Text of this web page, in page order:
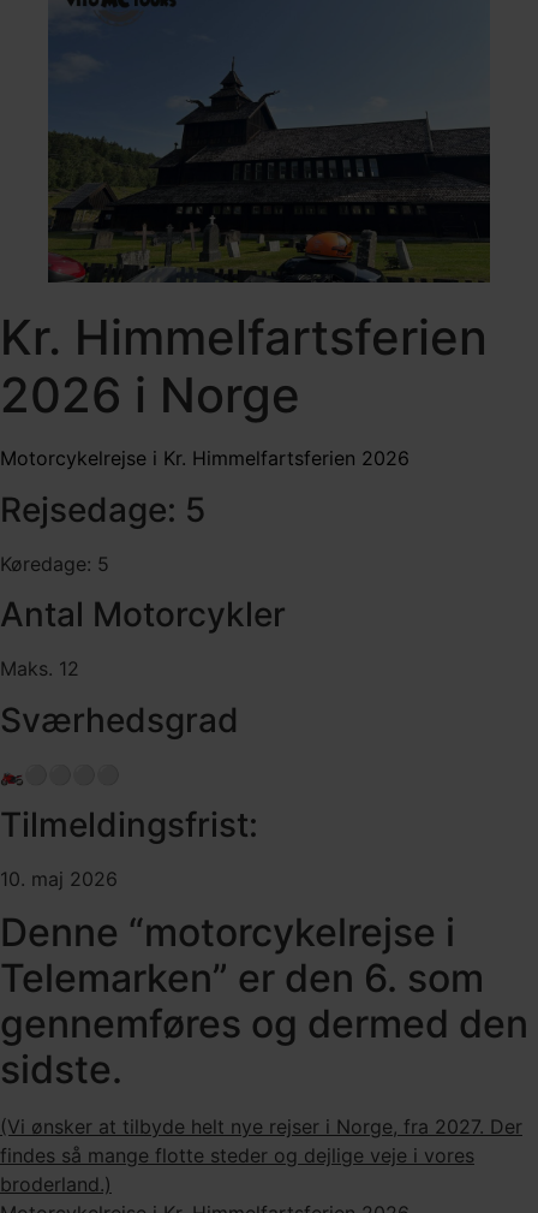
Kr. Himmelfartsferien
2026 i Norge
Motorcykelrejse i Kr. Himmelfartsferien 2026
Rejsedage: 5
Køredage: 5
Antal Motorcykler
Maks. 12
Sværhedsgrad
🏍️⚪️⚪️⚪️⚪️
Tilmeldingsfrist:
10. maj 2026
Denne “motorcykelrejse i
Telemarken” er den 6. som
gennemføres og dermed den
sidste.
(Vi ønsker at tilbyde helt nye rejser i Norge, fra 2027. Der
findes så mange flotte steder og dejlige veje i vores
broderland.)